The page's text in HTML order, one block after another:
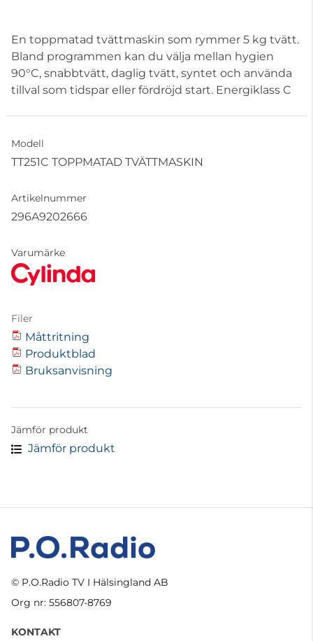
En toppmatad tvättmaskin som rymmer 5 kg tvätt.
Bland programmen kan du välja mellan hygien
90°C, snabbtvätt, daglig tvätt, syntet och använda
tillval som tidspar eller fördröjd start. Energiklass C
Modell
TT251C TOPPMATAD TVÄTTMASKIN
Artikelnummer
296A9202666
Varumärke
Filer
Måttritning
Produktblad
Bruksanvisning
Jämför produkt
Jämför produkt
© P.O.Radio TV I Hälsingland AB
Org nr: 556807-8769
KONTAKT